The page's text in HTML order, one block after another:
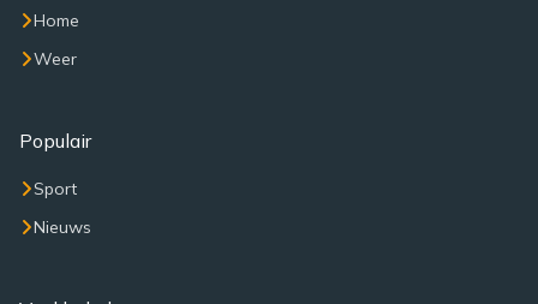
Home
Weer
Populair
Sport
Nieuws